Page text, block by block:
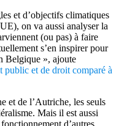
et d’objectifs climatiques
on va aussi analyser la
(ou pas) à faire
s’en inspirer pour
Belgique », ajoute
public et de droit comparé à
et de l’Autriche, les seuls
Mais il est aussi
d’autres